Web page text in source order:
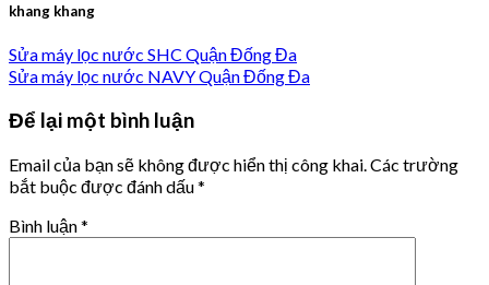
khang khang
Sửa máy lọc nước SHC Quận Đống Đa
Sửa máy lọc nước NAVY Quận Đống Đa
Để lại một bình luận
Email của bạn sẽ không được hiển thị công khai. Các trường
bắt buộc được đánh dấu*
Bình luận*